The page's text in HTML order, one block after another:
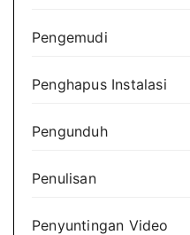
Pengemudi
Penghapus Instalasi
Pengunduh
Penulisan
Penyuntingan Video